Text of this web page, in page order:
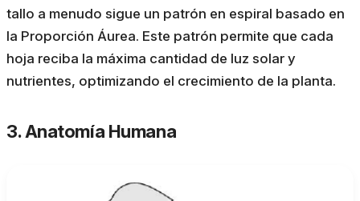
tallo a menudo sigue un patrón en espiral basado en
la Proporción Áurea. Este patrón permite que cada
hoja reciba la máxima cantidad de luz solar y
nutrientes, optimizando el crecimiento de la planta.
3. Anatomía Humana